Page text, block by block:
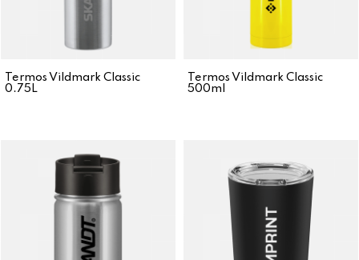
Termos Vildmark Classic
0.75L
Termos Vildmark Classic
500ml